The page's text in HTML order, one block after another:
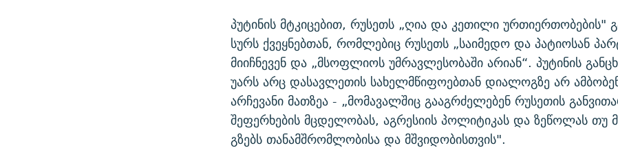
პუტინის მტკიცებით, რუსეთს „ღია და კეთილი ურთიერთობების"
სურს ქვეყნებთან, რომლებიც რუსეთს „საიმედო და პატიოსან
მიიჩნევენ და „მსოფლიოს უმრავლესობაში არიან“. პუტინის
უარს არც დასავლეთის სახელმწიფოებთან დიალოგზე არ
არჩევანი მათზეა - „მომავალშიც გააგრძელებენ რუსეთის
შეფერხების მცდელობას, აგრესიის პოლიტიკას და ზეწოლას თუ
გზებს თანამშრომლობისა და მშვიდობისთვის".